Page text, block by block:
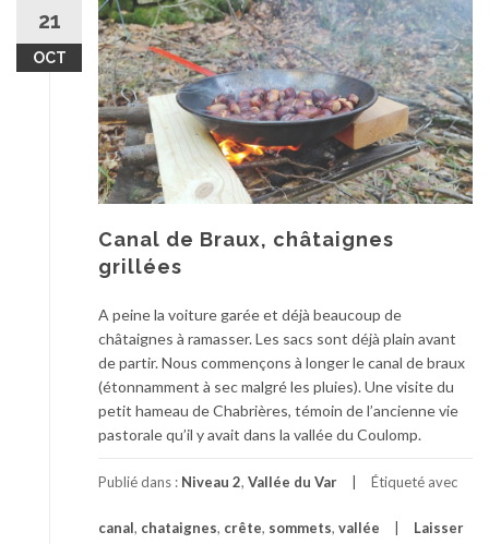
21
OCT
Canal de Braux, châtaignes
grillées
A peine la voiture garée et déjà beaucoup de
châtaignes à ramasser. Les sacs sont déjà plain avant
de partir. Nous commençons à longer le canal de braux
(étonnamment à sec malgré les pluies). Une visite du
petit hameau de Chabrières, témoin de l’ancienne vie
pastorale qu’il y avait dans la vallée du Coulomp.
Publié dans : Niveau 2, Vallée du Var Étiqueté avec
canal, chataignes, crête, sommets, vallée Laisser